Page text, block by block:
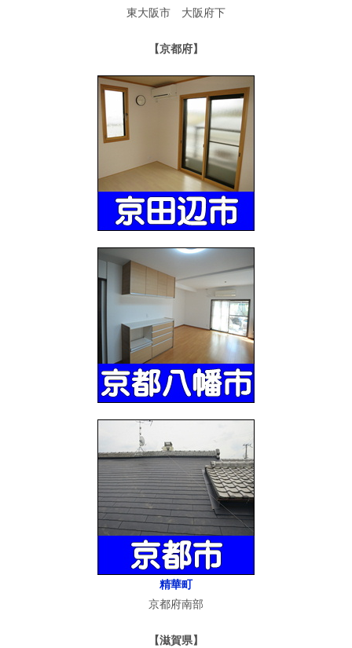
東大阪市 大阪府下
【京都府】
精華町
京都府南部
【滋賀県】